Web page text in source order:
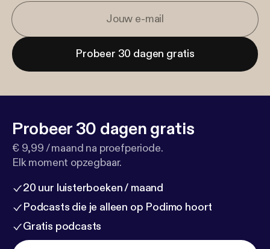
Probeer 30 dagen gratis
Probeer 30 dagen gratis
€ 9,99 / maand na proefperiode.
Elk moment opzegbaar.
20 uur luisterboeken / maand
Podcasts die je alleen op Podimo hoort
Gratis podcasts